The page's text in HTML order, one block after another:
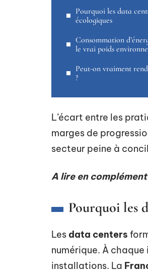
Pourquoi les data
écologiques
Consommation
le vrai poids
Peut-on vraiment
?
L’écart entre les
marges de
secteur peine à
A lire en
Pourquoi les
Les data centers
numérique. À
installations. La